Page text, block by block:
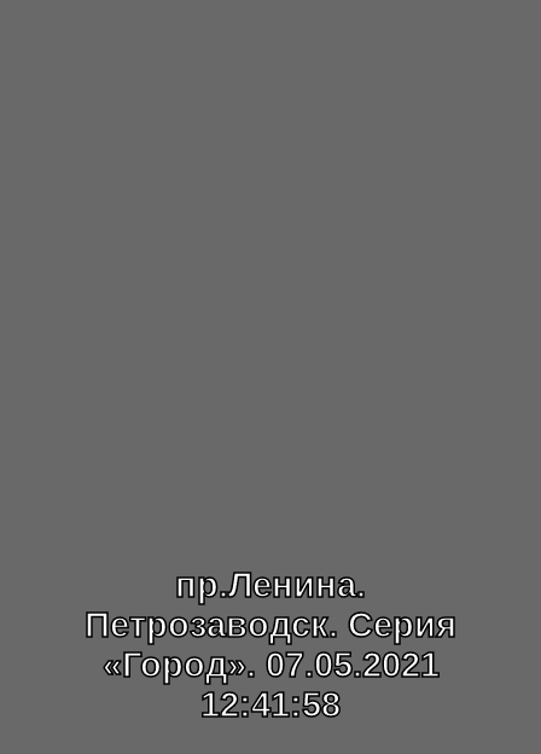
пр.Ленина.
Петрозаводск. Серия
«Город». 07.05.2021
12:41:58